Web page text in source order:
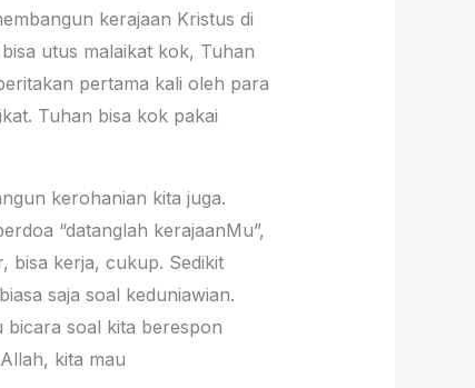
kerajaan Kristus di
utus malaikat kok, Tuhan
pertama kali oleh para
Tuhan bisa kok pakai
kerohanian kita juga.
“datanglah kerajaanMu”,
bisa kerja, cukup. Sedikit
saja soal keduniawian.
bicara soal kita berespon
kita mau